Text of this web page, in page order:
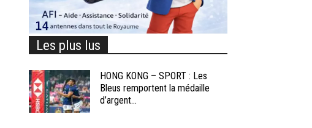
Les plus lus
HONG KONG – SPORT : Les
Bleus remportent la médaille
d’argent...